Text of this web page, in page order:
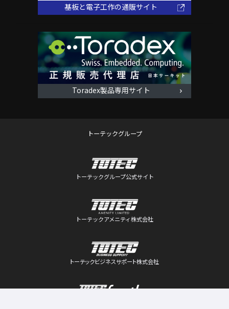
基板と電子工作の通販サイト
Toradex製品専用サイト
トーテックグループ
トーテックグループ公式サイト
トーテックアメニティ株式会社
トーテックビジネスサポート株式会社